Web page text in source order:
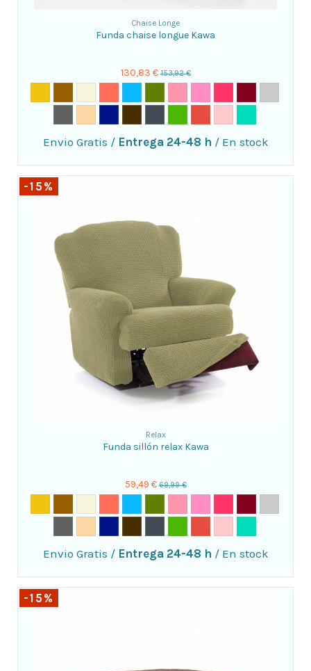
Chaise Longe
Funda chaise longue Kawa
130,83 € 153,92 €
Envio Gratis / Entrega 24-48 h / En stock
-15%
Relax
Funda sillón relax Kawa
59,49 € 69,99 €
Envio Gratis / Entrega 24-48 h / En stock
-15%